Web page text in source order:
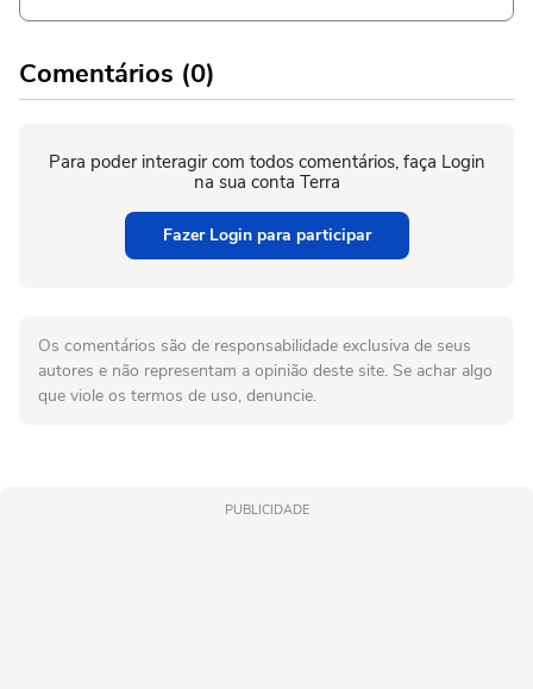
Comentários (0)
Para poder interagir com todos comentários, faça Login
na sua conta Terra
Fazer Login para participar
Os comentários são de responsabilidade exclusiva de seus
autores e não representam a opinião deste site. Se achar algo
que viole os termos de uso, denuncie.
PUBLICIDADE